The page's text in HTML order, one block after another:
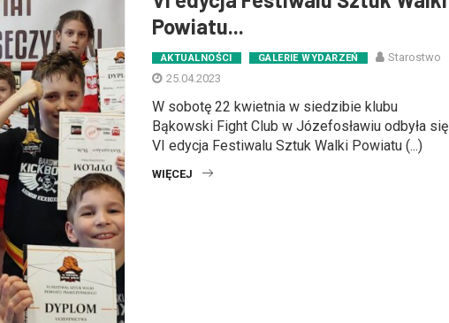
Powiatu...
AKTUALNOŚCI GALERIE WYDARZEŃ
Starostwo
25.04.2023
W sobotę 22 kwietnia w siedzibie klubu
Bąkowski Fight Club w Józefosławiu odbyła się
VI edycja Festiwalu Sztuk Walki Powiatu (...)
WIĘCEJ